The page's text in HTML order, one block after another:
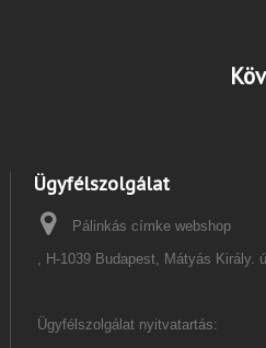
Ügyfélszolgálat
Pálinkás címke webshop
, H-1039 Budapest, Mátyás Király.
Ügyfélszolgálat nyitvatartás: